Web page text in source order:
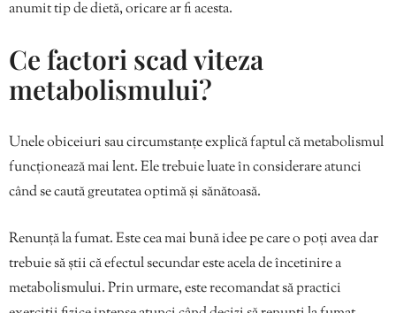
anumit tip de dietă, oricare ar fi acesta.
Ce factori scad viteza
metabolismului?
Unele obiceiuri sau circumstanțe explică faptul că metabolismul
funcționează mai lent. Ele trebuie luate în considerare atunci
când se caută greutatea optimă și sănătoasă.
Renunță la fumat. Este cea mai bună idee pe care o poți avea dar
trebuie să știi că efectul secundar este acela de încetinire a
metabolismului. Prin urmare, este recomandat să practici